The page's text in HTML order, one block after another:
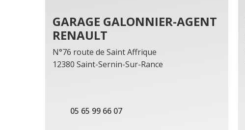
GARAGE GALONNIER-AGENT
RENAULT
N°76 route de Saint Affrique
12380 Saint-Sernin-Sur-Rance
05 65 99 66 07